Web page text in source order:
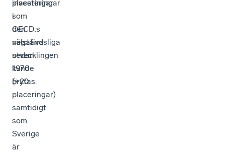
placeringar
i
OECD:s
välståndsliga
sedan
1970
(+20
placeringar)
samtidigt
som
Sverige
är
investeringar
som
den
negativa
utvecklingen
kunde
brytas.